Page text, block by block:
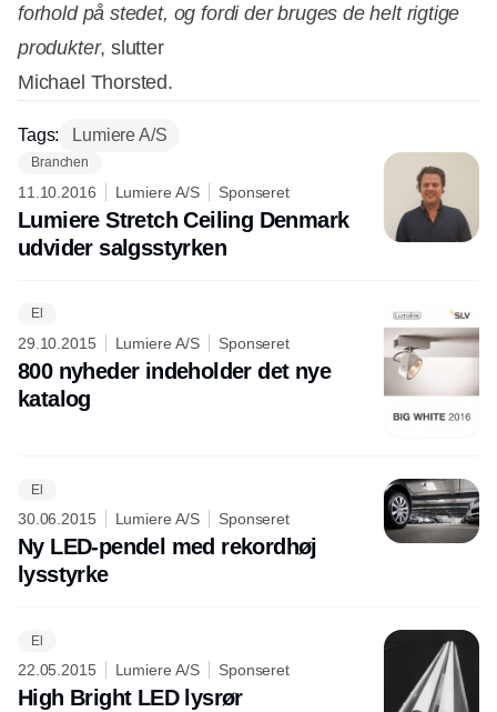
forhold på stedet, og fordi der bruges de helt rigtige
produkter, slutter
Michael Thorsted.
Tags: Lumiere A/S
Branchen
11.10.2016 Lumiere A/S Sponseret
Lumiere Stretch Ceiling Denmark
udvider salgsstyrken
El
29.10.2015 Lumiere A/S Sponseret
800 nyheder indeholder det nye
katalog
El
30.06.2015 Lumiere A/S Sponseret
Ny LED-pendel med rekordhøj
lysstyrke
El
22.05.2015 Lumiere A/S Sponseret
High Bright LED lysrør